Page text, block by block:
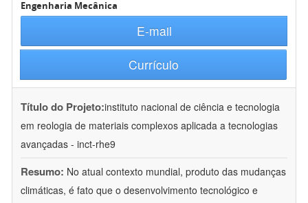
Engenharia Mecânica
E-mail
Currículo
Título do Projeto:instituto nacional de ciência e tecnologia
em reologia de materiais complexos aplicada a tecnologias
avançadas - inct-rhe9
Resumo: No atual contexto mundial, produto das mudanças
climáticas, é fato que o desenvolvimento tecnológico e